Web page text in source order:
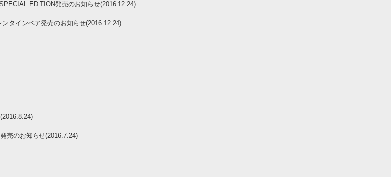
EDITION発売のお知らせ(2016.12.24)
タインベア発売のお知らせ(2016.12.24)
売のお知らせ(2016.7.24)